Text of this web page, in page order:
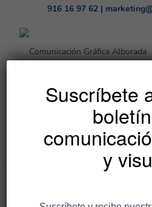
916 16 97 62|
Listado de la
Estás en: Inicio / roll-up
Suscríbete
y